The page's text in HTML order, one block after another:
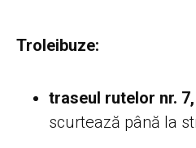
Troleibuze:
traseul rutelor nr. 7,
scurtează până la